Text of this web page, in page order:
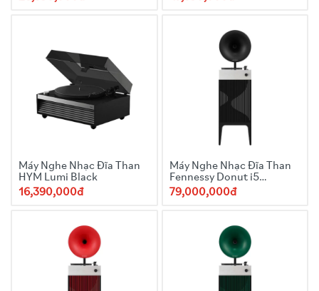
Máy Nghe Nhạc Đĩa Than
HYM Lumi Black
16,390,000đ
Máy Nghe Nhạc Đĩa Than
Fennessy Donut i5
Quicksand 2025 Black
79,000,000đ